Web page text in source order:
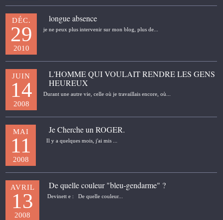
DÉC.
29
2010
longue absence
je ne peux plus intervenir sur mon blog, plus de...
JUIN
14
2008
L'HOMME QUI VOULAIT RENDRE LES GENS
HEUREUX
Durant une autre vie, celle où je travaillais encore, où...
MAI
11
2008
Je Cherche un ROGER.
Il y a quelques mois, j'ai mis ...
AVRIL
13
2008
De quelle couleur "bleu-gendarme" ?
Devinett e : De quelle couleur...